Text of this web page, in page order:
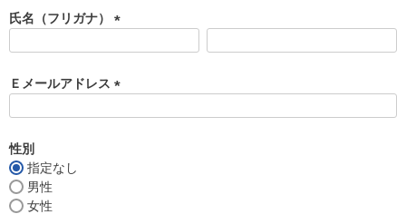
須
)
氏名（フリガナ）
須
)
Ｅメールアドレス
性別
指定なし
男性
女性